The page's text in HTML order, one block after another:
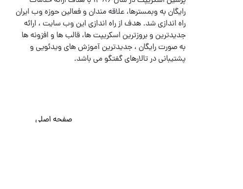
رایگان به وبمسترها، علاقه مندان و فعالین حوزه وب ایران
راه اندازی شد. هدف از راه اندازی این وب سایت ، ارائه
جدیدترین و بروزترین اسکریپت ها، قالب ها و افزونه ها
به صورت رایگان ، جدیدترین آموزش های ویدئویی و
پشتیبانی در تالارهای گفتگو می باشد.
صفحه اصلی